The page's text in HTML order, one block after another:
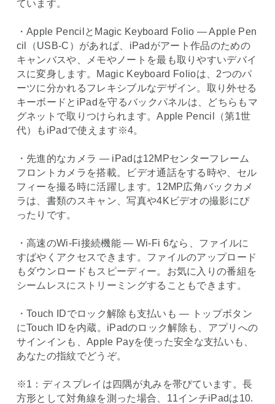
ています。
・Apple PencilとMagic Keyboard Folio ― Apple Pen
cil（USB-C）があれば、iPadがアート作品のための
キャンバスや、メモやノートを最も取りやすいデバイ
スに変身します。Magic Keyboard Folioは、2つのパ
ーツに分かれるフレキシブルなデザイン。取り外せる
キーボードとiPadを守るバックパネルは、どちらもマ
グネットで取りつけられます。Apple Pencil（第1世
代）もiPadで使えます※4。
・先進的なカメラ ― iPadは12MPセンターフレーム
フロントカメラを搭載。ビデオ通話をする時や、セル
フィーを撮る時に活躍します。12MP広角バックカメ
ラは、書類のスキャン、写真や4Kビデオの撮影にぴ
ったりです。
・高速のWi-Fi接続機能 ― Wi-Fi 6なら、ファイルに
すばやくアクセスできます。ファイルのアップロード
もダウンロードもスピーディー。お気に入りの番組を
シームレスにストリーミングすることもできます。
・Touch IDでロック解除も支払いも ― トップボタン
にTouch IDを内蔵。iPadのロック解除も、アプリへの
サインインも、Apple Payを使った安全な支払いも、
あなたの指紋でどうぞ。
※1：ディスプレイは四隅が丸みを帯びています。長
方形として対角線を測った場合、11インチiPadは10.